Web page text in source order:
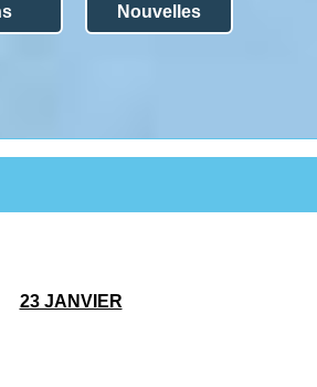
Nouvelles
23 JANVIER